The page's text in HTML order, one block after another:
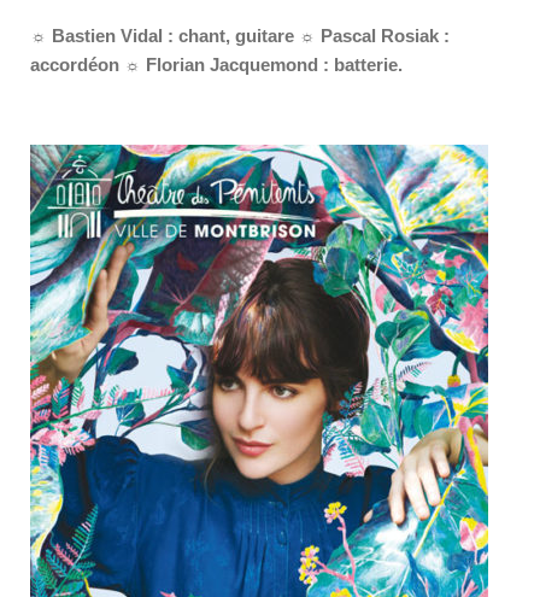
☼ Bastien Vidal : chant, guitare ☼ Pascal Rosiak :
accordéon ☼ Florian Jacquemond : batterie.